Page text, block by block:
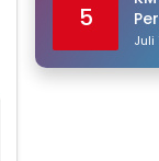
5
Juli